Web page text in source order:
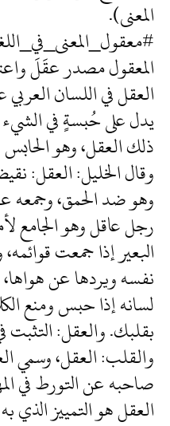
المعنى).
المعقول مصدر عقَلَ
العقل في اللسان العربي
يدل على حُبسةٍ في
ذلك العقل، وهو
وقال الخليل: العقل:
وهو ضد الحمق، وجمعه
رجل عاقل وهو الجامع
البعير إذا جمعت
نفسه ويردها عن
لسانه إذا حبس ومنع
بقلبك. والعقل: التثبت
والقلب: العقل، وسمي
صاحبه عن التورط في
العقل هو التمييز الذي